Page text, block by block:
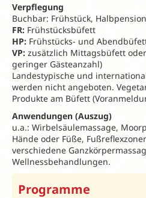
Verpflegung
Buchbar: Frühstück,
FR: Frühstücksbüfett
HP: Frühstücks- und
VP: zusätzlich Mittagsbüfett
geringer Gästeanzahl)
Landestypische und
werden nicht angeboten.
Produkte am Büfett
Anwendungen (Auszug)
u.a.: Wirbelsäulemassage,
Hände oder Füße,
verschiedene
Wellnessbehandlungen.
Programme